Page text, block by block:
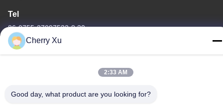
Tel
86-0755-27097532-8:30
Copyright © -2026 Shenzhen Hongsinn Precision Co., Ltd. Alle
Cherry Xu
2:33 AM
Good day, what product are you looking for?